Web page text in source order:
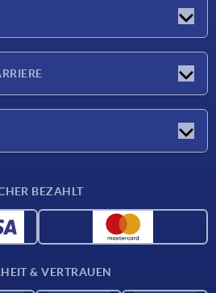
BEZAHLT
& VERTRAUEN